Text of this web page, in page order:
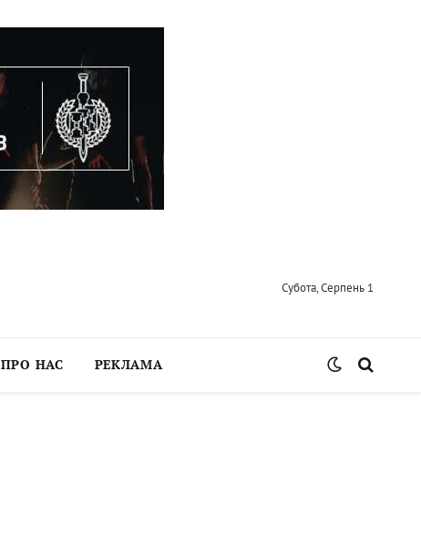
Субота, Серпень 1
ПРО НАС РЕКЛАМА